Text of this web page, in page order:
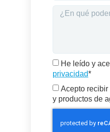
He leído y
privacidad*
Acepto
y productos de